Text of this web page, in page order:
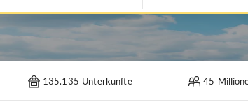
135.135 Unterkünfte 45